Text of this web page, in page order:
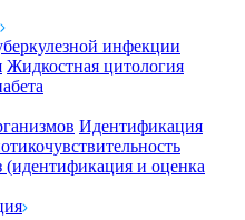
инфекции
Жидкостная цитология
Идентификация
и оценка